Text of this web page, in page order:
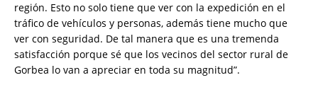
región. Esto no solo tiene que ver con la expedición en el
tráfico de vehículos y personas, además tiene mucho que
ver con seguridad. De tal manera que es una tremenda
satisfacción porque sé que los vecinos del sector rural de
Gorbea lo van a apreciar en toda su magnitud”.